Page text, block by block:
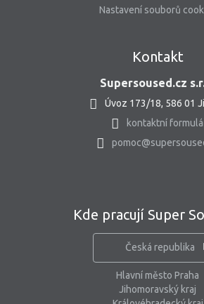
Nastavení souborů
Kontakt
Supersoused.cz
Úvoz 173/18, 586 01
kontaktní
Kde pracují Super
Česká republika
Hlavní město Praha
Jihomoravský kraj